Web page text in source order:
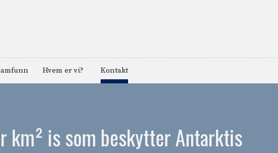
Hvem er vi? Kontakt
km² is som beskytter Antarktis